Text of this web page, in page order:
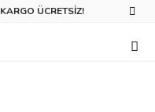
KARGO ÜCRETSİZ!